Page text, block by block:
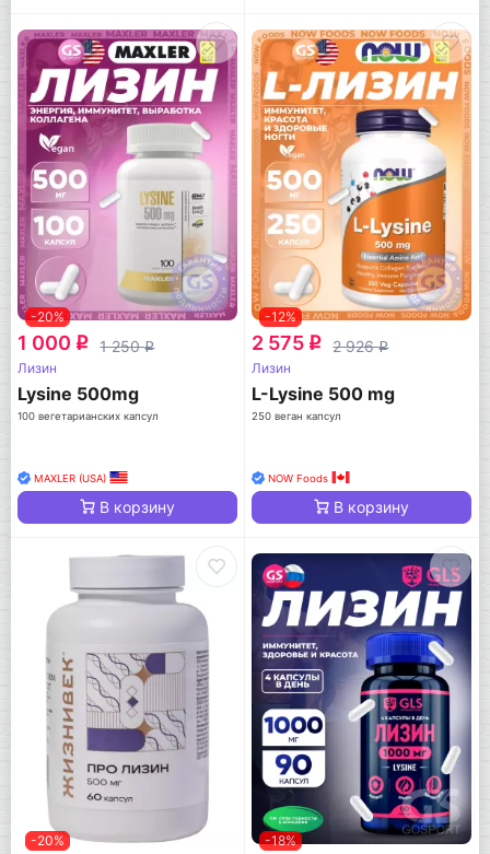
-20%
1 000 q 1 250q
Лизин
Lysine 500mg
100 вегетарианских капсул
MAXLER (USA)
В корзину
-12%
2 575 q 2 926q
Лизин
L-Lysine 500 mg
250 веган капсул
NOW Foods
В корзину
-20% -18%